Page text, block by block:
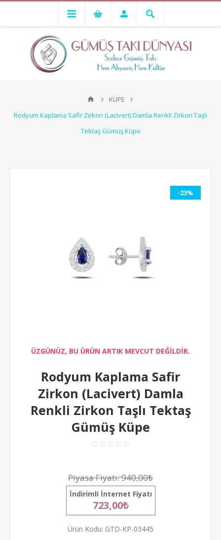
KÜPE
Rodyum Kaplama Safir Zirkon (Lacivert) Damla Renkli Zirkon Taşlı
Tektaş Gümüş Küpe
-23%
ÜZGÜNÜZ, BU ÜRÜN ARTIK MEVCUT DEĞİLDİR.
Rodyum Kaplama Safir
Zirkon (Lacivert) Damla
Renkli Zirkon Taşlı Tektaş
Gümüş Küpe
Piyasa Fiyatı:940,00₺
İndirimli İnternet Fiyatı
723,00₺
Ürün Kodu: GTD-KP-03445